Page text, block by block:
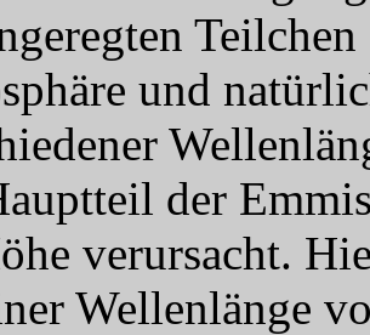
und
der
verursacht.
Wellenlänge